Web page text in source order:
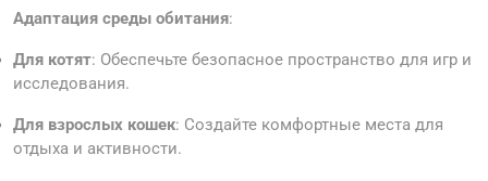
Адаптация среды обитания:
Для котят: Обеспечьте безопасное пространство для игр и
исследования.
Для взрослых кошек: Создайте комфортные места для
отдыха и активности.